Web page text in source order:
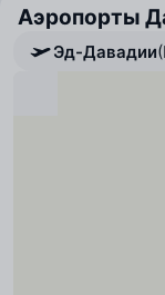
Аэропорты
Эд-Давадии